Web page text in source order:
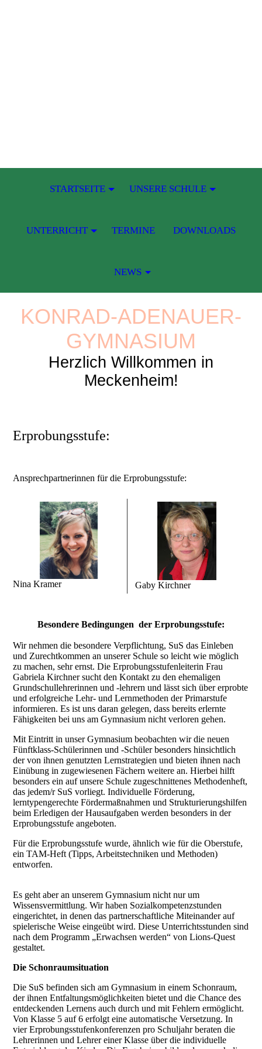
KONRAD-ADENAUER-
GYMNASIUM
Herzlich Willkommen in
Meckenheim!
Erprobungsstufe:
Ansprechpartnerinnen für die Erprobungsstufe:
Nina Kramer Gaby Kirchner
Besondere Bedingungen der Erprobungsstufe:
Wir nehmen die besondere Verpflichtung, SuS das Einleben
und Zurechtkommen an unserer Schule so leicht wie möglich
zu machen, sehr ernst. Die Erprobungsstufenleiterin Frau
Gabriela Kirchner sucht den Kontakt zu den ehemaligen
Grundschullehrerinnen und -lehrern und lässt sich über erprobte
und erfolgreiche Lehr- und Lernmethoden der Primarstufe
informieren. Es ist uns daran gelegen, dass bereits erlernte
Fähigkeiten bei uns am Gymnasium nicht verloren gehen.
Mit Eintritt in unser Gymnasium beobachten wir die neuen
Fünftklass-Schülerinnen und -Schüler besonders hinsichtlich
der von ihnen genutzten Lernstrategien und bieten ihnen nach
Einübung in zugewiesenen Fächern weitere an. Hierbei hilft
besonders ein auf unsere Schule zugeschnittenes Methodenheft,
das jedem/r SuS vorliegt. Individuelle Förderung,
lerntypengerechte Fördermaßnahmen und Strukturierungshilfen
beim Erledigen der Hausaufgaben werden besonders in der
Erprobungsstufe angeboten.
Für die Erprobungsstufe wurde, ähnlich wie für die Oberstufe,
ein TAM-Heft (Tipps, Arbeitstechniken und Methoden)
entworfen.
Es geht aber an unserem Gymnasium nicht nur um
Wissensvermittlung. Wir haben Sozialkompetenzstunden
eingerichtet, in denen das partnerschaftliche Miteinander auf
spielerische Weise eingeübt wird. Diese Unterrichtsstunden sind
nach dem Programm „Erwachsen werden“ von Lions-Quest
gestaltet.
Die Schonraumsituation
Die SuS befinden sich am Gymnasium in einem Schonraum,
der ihnen Entfaltungsmöglichkeiten bietet und die Chance des
entdeckenden Lernens auch durch und mit Fehlern ermöglicht.
Von Klasse 5 auf 6 erfolgt eine automatische Versetzung. In
vier Erprobungsstufenkonferenzen pro Schuljahr beraten die
Lehrerinnen und Lehrer einer Klasse über die individuelle
STARTSEITE UNSERE SCHULE
UNTERRICHT TERMINE DOWNLOADS
NEWS